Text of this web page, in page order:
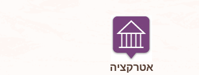
אטרקציה